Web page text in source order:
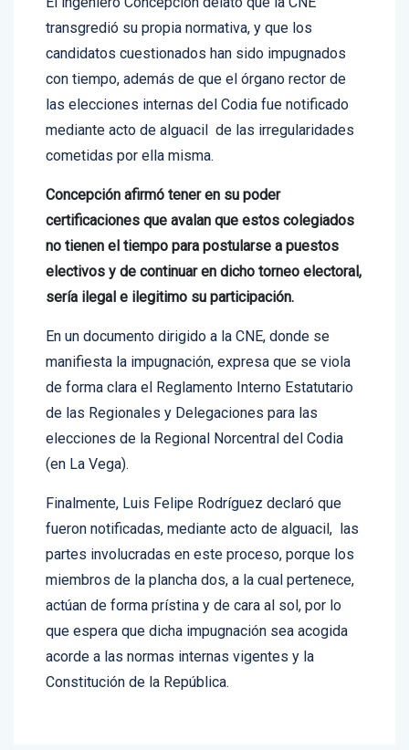
El ingeniero Concepción delató que la CNE
transgredió su propia normativa, y que los
candidatos cuestionados han sido impugnados
con tiempo, además de que el órgano rector de
las elecciones internas del Codia fue notificado
mediante acto de alguacil de las irregularidades
Concepción afirmó tener en su poder
certificaciones que avalan que estos colegiados
no tienen el tiempo para postularse a puestos
electivos y de continuar en dicho torneo electoral,
En un documento dirigido a la CNE, donde se
manifiesta la impugnación, expresa que se viola
de forma clara el Reglamento Interno Estatutario
de las Regionales y Delegaciones para las
elecciones de la Regional Norcentral del Codia
Finalmente, Luis Felipe Rodríguez declaró que
fueron notificadas, mediante acto de alguacil, las
partes involucradas en este proceso, porque los
miembros de la plancha dos, a la cual pertenece,
actúan de forma prístina y de cara al sol, por lo
que espera que dicha impugnación sea acogida
acorde a las normas internas vigentes y la